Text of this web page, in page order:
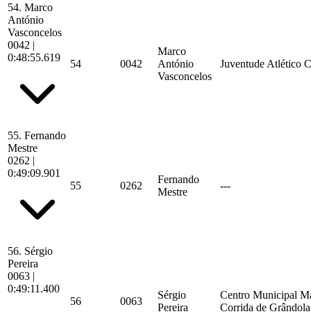
54. Marco
António
Vasconcelos
0042 |
0:48:55.619
54 0042
Marco
António
Vasconcelos
Juventude Atlético
55. Fernando
Mestre
0262 |
0:49:09.901
55
0262
Fernando
Mestre
---
56. Sérgio
Pereira
0063 |
0:49:11.400
56
0063
Sérgio
Pereira
Centro Municipal
Corrida de Grândola